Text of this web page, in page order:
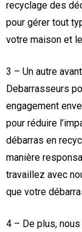
recyclage des
pour gérer tout
votre maison et
3 – Un autre
Debarrasseurs
engagement
pour réduire
débarras en
manière
travaillez avec
que votre
4 – De plus,